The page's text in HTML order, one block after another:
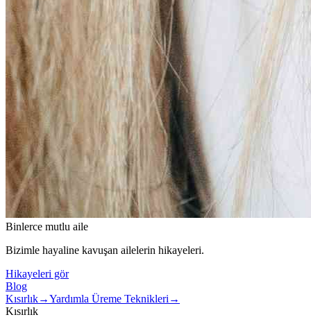
Binlerce mutlu aile
Bizimle hayaline kavuşan ailelerin hikayeleri.
Hikayeleri gör
Blog
Kısırlık→Yardımla Üreme Teknikleri →
Kısırlık